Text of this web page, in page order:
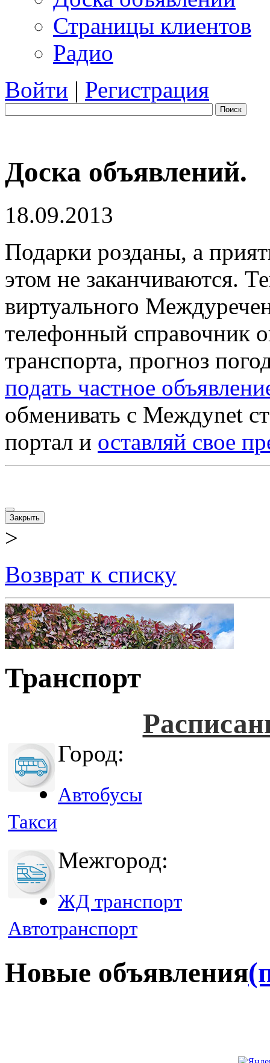
Страницы клиентов
Радио
Войти | Регистрация
Поиск
Доска объявлений.
18.09.2013
Подарки розданы, а
этом не заканчиваются.
виртуального
телефонный справочник
транспорта, прогноз
подать частное
обменивать с Междуnet
портал и оставляй свое
Закрыть
>
Возврат к списку
Транспорт
Город:
Автобусы
Такси
Межгород:
ЖД транспорт
Автотранспорт
Новые объявления